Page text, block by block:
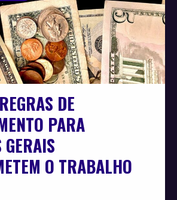
DE
PARA
GERAIS
O TRABALHO